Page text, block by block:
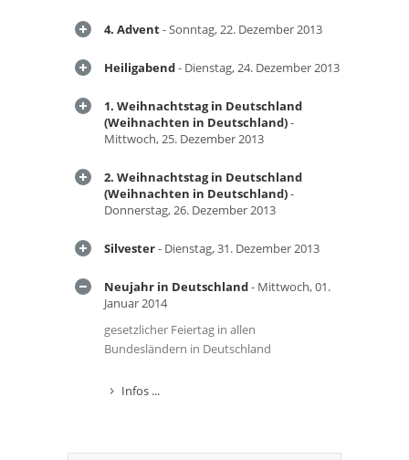
4. Advent- Sonntag, 22. Dezember 2013
Heiligabend- Dienstag, 24. Dezember 2013
1. Weihnachtstag in Deutschland
(Weihnachten in Deutschland)-
Mittwoch, 25. Dezember 2013
2. Weihnachtstag in Deutschland
(Weihnachten in Deutschland)-
Donnerstag, 26. Dezember 2013
Silvester- Dienstag, 31. Dezember 2013
Neujahr in Deutschland- Mittwoch, 01.
Januar 2014
gesetzlicher Feiertag in allen
Bundesländern in Deutschland
Infos ...